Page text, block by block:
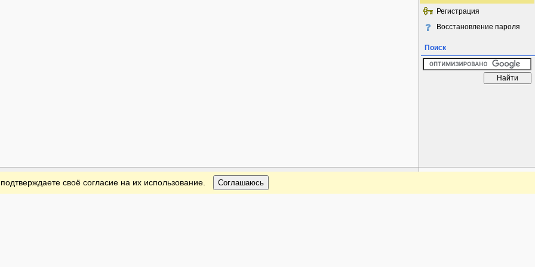
Регистрация
Восстановление пароля
Поиск
своё согласие на их использование. Соглашаюсь